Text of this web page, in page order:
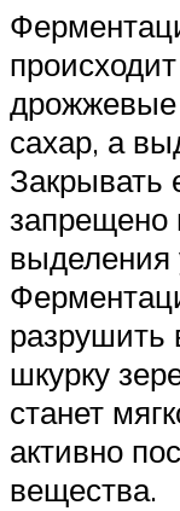
дрожжевые
сахар, а
Закрывать
запрещено
выделения
разрушить
шкурку
станет
активно
вещества.